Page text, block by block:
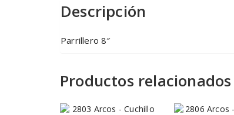
Descripción
Parrillero 8″
Productos relacionados